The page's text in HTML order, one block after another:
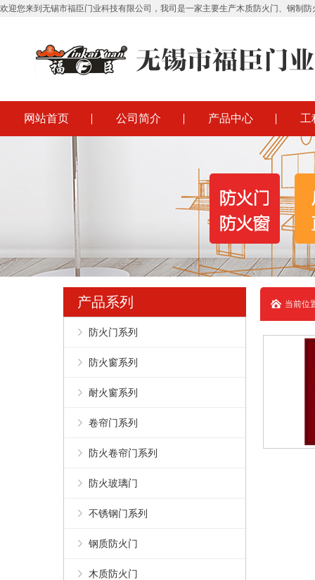
欢迎您来到无锡市福臣门业科技有限公司，我司是一家主要生产木质防火门、钢制
网站首页 公司简介 产品中心 工
产品系列
防火门系列
防火窗系列
耐火窗系列
卷帘门系列
防火卷帘门系列
防火玻璃门
不锈钢门系列
钢质防火门
木质防火门
当前位